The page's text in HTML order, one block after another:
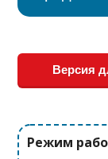
Версия
Режим